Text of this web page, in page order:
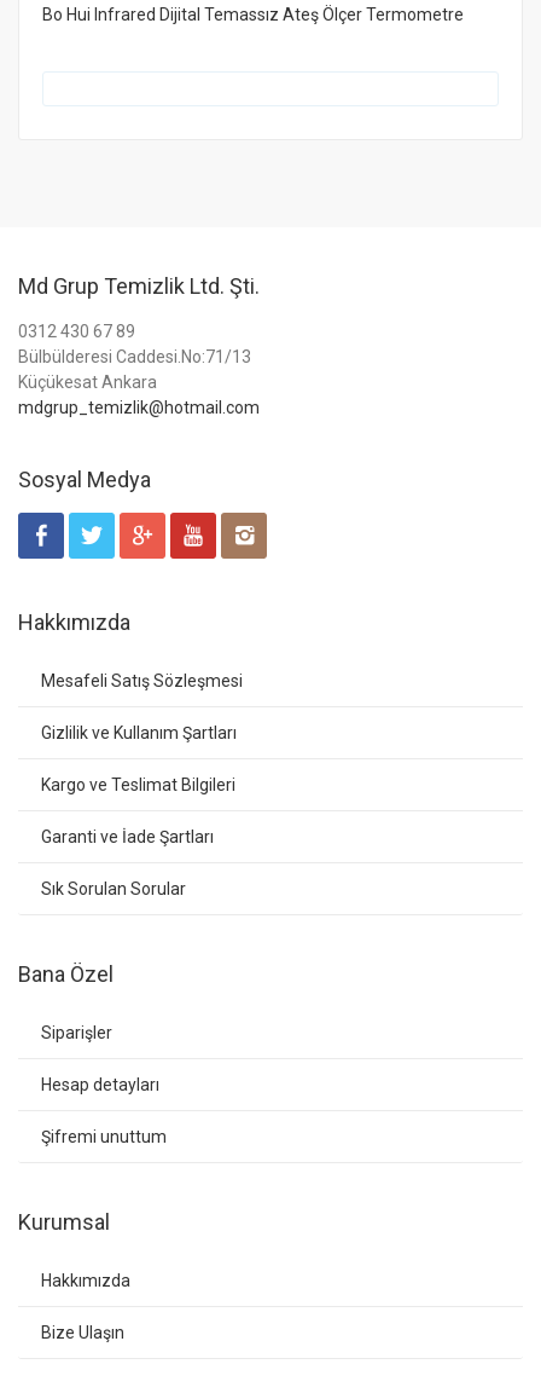
Bo Hui Infrared Dijital Temassız Ateş Ölçer Termometre
Md Grup Temizlik Ltd. Şti.
0312 430 67 89
Bülbülderesi Caddesi.No:71/13
Küçükesat Ankara
mdgrup_temizlik@hotmail.com
Sosyal Medya
Hakkımızda
Mesafeli Satış Sözleşmesi
Gizlilik ve Kullanım Şartları
Kargo ve Teslimat Bilgileri
Garanti ve İade Şartları
Sık Sorulan Sorular
Bana Özel
Siparişler
Hesap detayları
Şifremi unuttum
Kurumsal
Hakkımızda
Bize Ulaşın